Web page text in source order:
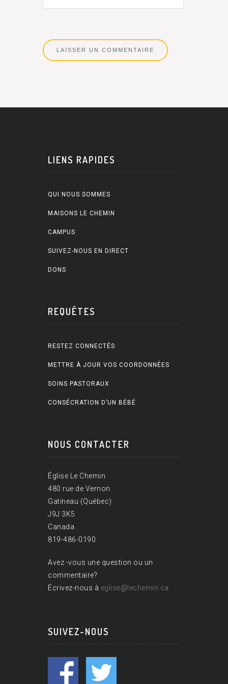
LIENS RAPIDES
QUI NOUS SOMMES
MAISONS LE CHEMIN
CAMPUS
SUIVEZ-NOUS EN DIRECT
DONS
REQUÊTES
RESTEZ CONNECTÉS
METTRE À JOUR VOS COORDONNÉES
SOINS PASTORAUX
CONSÉCRATION D’UN BÉBÉ
NOUS CONTACTER
Église Le Chemin
480 rue de Vernon
Gatineau (Québec)
J9J 3K5
Canada
819-486-0190
Avez -vous une question ou un
commentaire?
Écrivez-nous à eglise@lechemin.ca
SUIVEZ-NOUS